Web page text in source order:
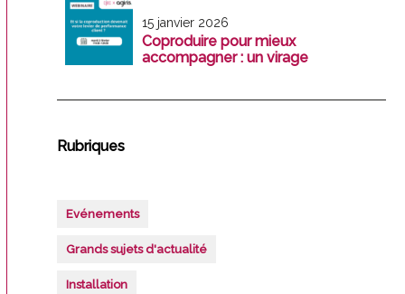
15 janvier 2026
Coproduire pour mieux
accompagner : un virage
Rubriques
Evénements
Grands sujets d'actualité
Installation